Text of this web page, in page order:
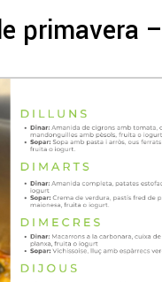
primavera